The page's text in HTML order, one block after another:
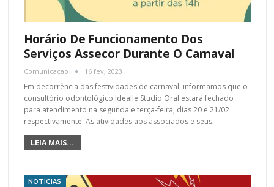
Horário De Funcionamento Dos
Serviços Assecor Durante O Carnaval
Comunicacao 16 fev, 2023
Em decorrência das festividades de carnaval, informamos que o
consultório odontológico Idealle Studio Oral estará fechado
para atendimento na segunda e terça-feira, dias 20 e 21/02
respectivamente. As atividades aos associados e seus…
LEIA MAIS...
NOTÍCIAS